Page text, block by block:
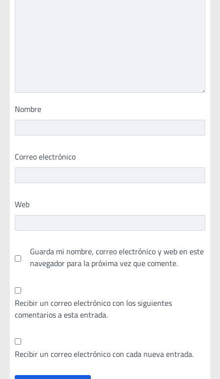
Nombre
Correo electrónico
Web
Guarda mi nombre, correo electrónico y web en este
navegador para la próxima vez que comente.
Recibir un correo electrónico con los siguientes
comentarios a esta entrada.
Recibir un correo electrónico con cada nueva entrada.